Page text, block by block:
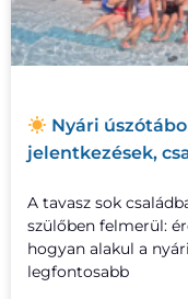
Nyári
jelentkezések,
A tavasz sok
szülőben felmerül:
hogyan alakul a
legfontosabb